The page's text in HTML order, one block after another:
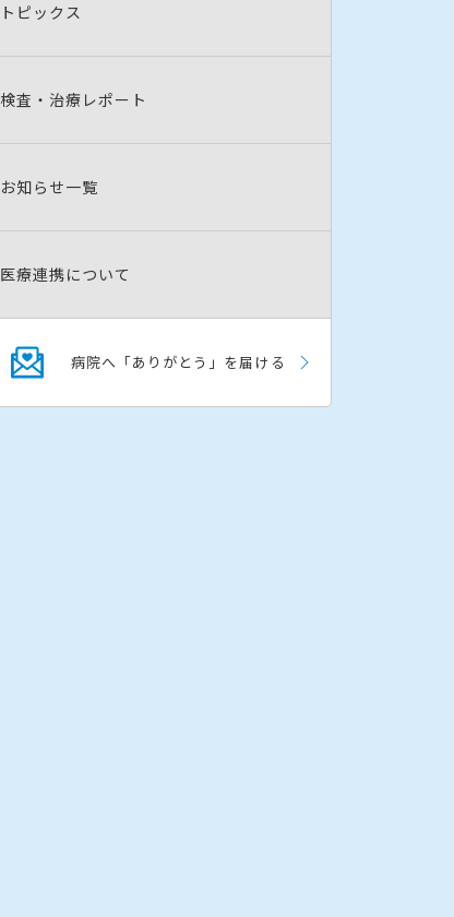
トピックス
検査・治療レポート
お知らせ一覧
医療連携について
病院へ「ありがとう」を届ける